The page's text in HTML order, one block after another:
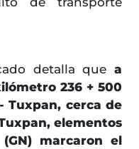
detalla que a
236 + 500
Tuxpan, cerca de
elementos
marcaron el